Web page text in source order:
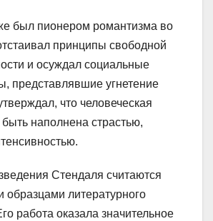
был пионером романтизма во
принципы свободной
и осуждал социальные
представлявшие угнетение
что человеческая
наполнена страстью,
Стендаля считаются
образцами литературного
работа оказала значительное